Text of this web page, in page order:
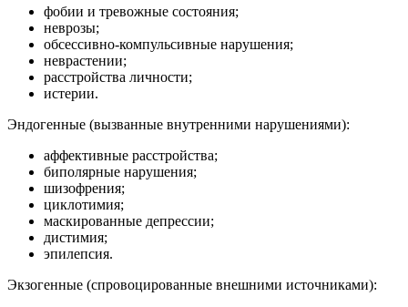
фобии и тревожные состояния;
неврозы;
обсессивно-компульсивные нарушения;
неврастении;
расстройства личности;
истерии.
Эндогенные (вызванные внутренними нарушениями):
аффективные расстройства;
биполярные нарушения;
шизофрения;
циклотимия;
маскированные депрессии;
дистимия;
эпилепсия.
Экзогенные (спровоцированные внешними источниками):